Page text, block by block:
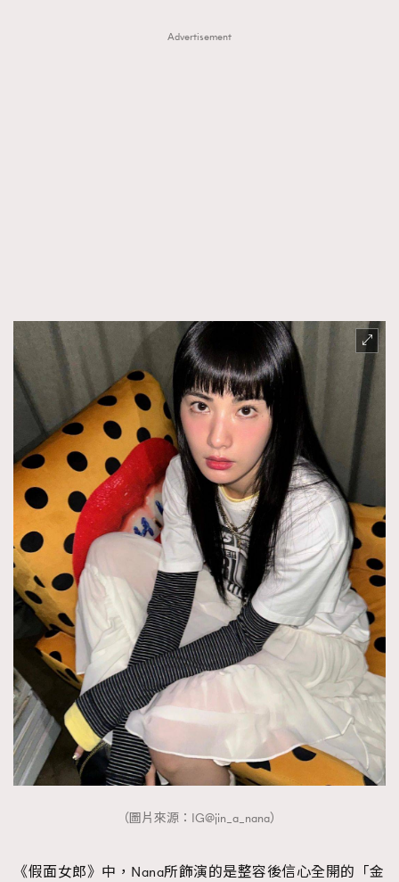
Advertisement
（圖片來源：IG@jin_a_nana）
《假面女郎》中，Nana所飾演的是整容後信心全開的「金